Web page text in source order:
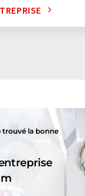
trouvé la bonne